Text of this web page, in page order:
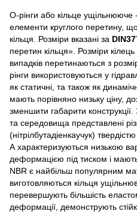
О-рінги або кільце ущільнююче
елементи круглого перетину,
кільця. Розміри вказані за
перетин кільця». Розміри кілець
випадків перетинаються з
рінги використовуються у
як статичні, та також як
мають порівняно низьку ціну,
зменшити габарити
та середовища представлені
(нітрілбутадіенкаучук)
А характеризуються низькою
деформацією під тиском і мають
NBR є найбільш популярним
виготовляються кільця
перевершують більшість
деформації, демонструють